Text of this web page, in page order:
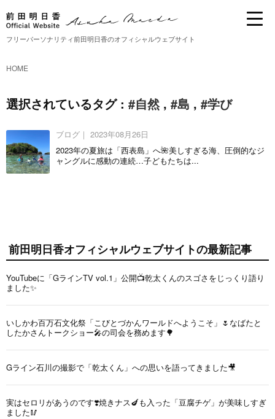
フリーパーソナリティ前田明日香のオフィシャルウェブサイト
HOME
選択されているタグ : #自然, #島 , #学び
ブログ｜2023年08月26日
2023年の夏旅は「西表島」へ🌺美しすぎる海、圧倒的なジ
ャングルに感動の連続…子どもたちは...
前田明日香オフィシャルウェブサイトの最新記事
YouTubeに「GラインTV vol.1」公開📺乾太くんのスゴさをじっくり語り
ました✨
いしかわ百万石文化祭「こびとづかんワールドへようこそ」🌷なばたと
したかさんトークショー🎤の司会を務めます🌳
Gライン石川の撮影で「乾太くん」への思いを語ってきました🎥
実はセロリがあうのです❣️焼きナス🍆も入った「豆腐チゲ」が美味しすぎ
ました🥢